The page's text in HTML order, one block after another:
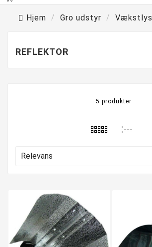
Hjem Gro udstyr Vækstlys
REFLEKTOR
5 produkter
Relevans